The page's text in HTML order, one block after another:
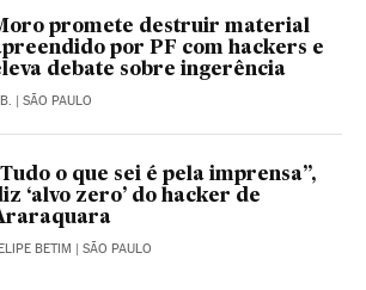
promete destruir material
por PF com hackers e
debate sobre ingerência
| SÃO PAULO
o que sei é pela imprensa”,
‘alvo zero’ do hacker de
BETIM | SÃO PAULO